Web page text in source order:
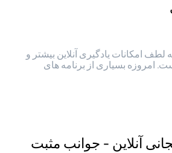
لطف امکانات یادگیری آنلاین بیشتر و
امروزه بسیاری از برنامه های
آنلاین - جوانب مثبت